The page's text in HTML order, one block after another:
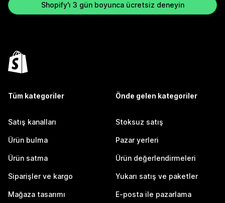
Shopify'ı 3 gün boyunca ücretsiz deneyin
Tüm kategoriler
Satış kanalları
Ürün bulma
Ürün satma
Siparişler ve kargo
Mağaza tasarımı
Önde gelen kategoriler
Stoksuz satış
Pazar yerleri
Ürün değerlendirmeleri
Yukarı satış ve paketler
E-posta ile pazarlama